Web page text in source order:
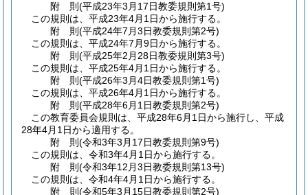
附 則(平成23年3月17日教委規則第1号)
この規則は、平成23年4月1日から施行する。
附 則(平成24年7月3日教委規則第2号)
この規則は、平成24年7月9日から施行する。
附 則(平成25年2月28日教委規則第3号)
この規則は、平成25年4月1日から施行する。
附 則(平成26年3月4日教委規則第1号)
この規則は、平成26年4月1日から施行する。
附 則(平成28年6月1日教委規則第2号)
この教育委員会規則は、平成28年6月1日から施行し、平成
28年4月1日から適用する。
附 則(令和3年3月17日教委規則第9号)
この規則は、令和3年4月1日から施行する。
附 則(令和3年12月3日教委規則第13号)
この規則は、令和4年4月1日から施行する。
附 則(令和5年3月15日教委規則第2号)